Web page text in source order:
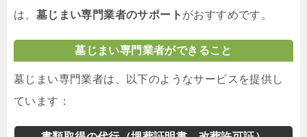
は、 墓じまい専門業者のサポート がおすすめです。
墓じまい専門業者ができること
墓じまい専門業者は、以下のようなサービスを提供し
ています：